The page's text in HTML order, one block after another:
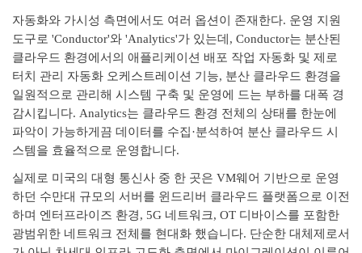
자동화와 가시성 측면에서도 여러 옵션이 존재한다. 운영 지원
도구로 'Conductor'와 'Analytics'가 있는데, Conductor는 분산된
클라우드 환경에서의 애플리케이션 배포 작업 자동화 및 제로
터치 관리 자동화 오케스트레이션 기능, 분산 클라우드 환경을
일원적으로 관리해 시스템 구축 및 운영에 드는 부하를 대폭 경
감시킵니다. Analytics는 클라우드 환경 전체의 상태를 한눈에
파악이 가능하게끔 데이터를 수집·분석하여 분산 클라우드 시
스템을 효율적으로 운영합니다.
실제로 미국의 대형 통신사 중 한 곳은 VM웨어 기반으로 운영
하던 수만대 규모의 서버를 윈드리버 클라우드 플랫폼으로 이전
하며 엔터프라이즈 환경, 5G 네트워크, OT 디바이스를 포함한
광범위한 네트워크 전체를 현대화 했습니다. 단순한 대체제로서